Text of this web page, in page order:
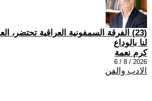
(23) الفرقة السمفونية العراقية تحتضر،
لنا بالوداع
كرم نعمة
2026 / 8 / 6
الادب والفن